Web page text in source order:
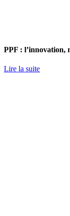
PPF : l’innovation,
Lire la suite